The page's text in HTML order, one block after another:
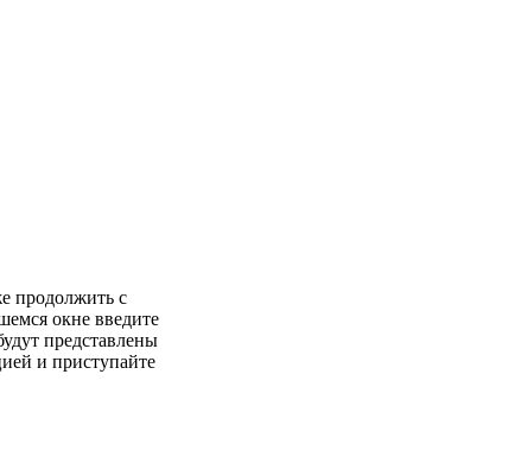
продолжить с
окне введите
представлены
и приступайте